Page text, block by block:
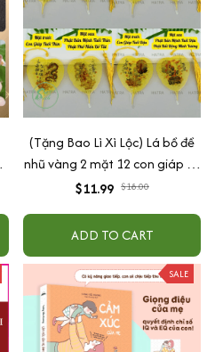
(Tặng Bao Lì Xì Lộc) Lá bồ đề
nhũ vàng 2 mặt 12 con giáp và
phật bản mệnh, để ốp lưng
quang
$11.99 $18.00
ADD TO CART
SALE